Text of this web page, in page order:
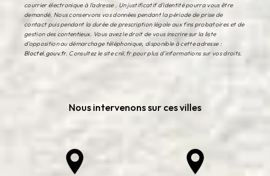
courrier électronique à l'adresse . Un justificatif d'identité pourra vous être
demandé. Nous conservons vos données pendant la période de prise de
contact puis pendant la durée de prescription légale aux fins probatoires et de
gestion des contentieux. Vous avez le droit de vous inscrire sur la liste
d'opposition au démarchage téléphonique, disponible à cette adresse :
Bloctel.gouv.fr. Consultez le site cnil.fr pour plus d’informations sur vos droits.
Nous intervenons sur ces villes